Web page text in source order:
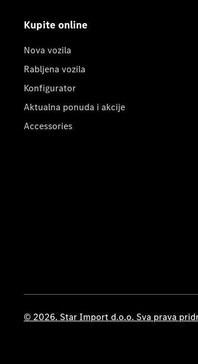
Kupite online
Nova vozila
Rabljena vozila
Konfigurator
Aktualna ponuda i akcije
Accessories
© 2026. Star Import d.o.o. Sva prava